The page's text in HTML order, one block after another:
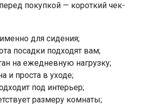
покупкой — короткий чек-
для сидения;
посадки подходят вам;
на ежедневную нагрузку;
и проста в уходе;
под интерьер;
размеру комнаты;